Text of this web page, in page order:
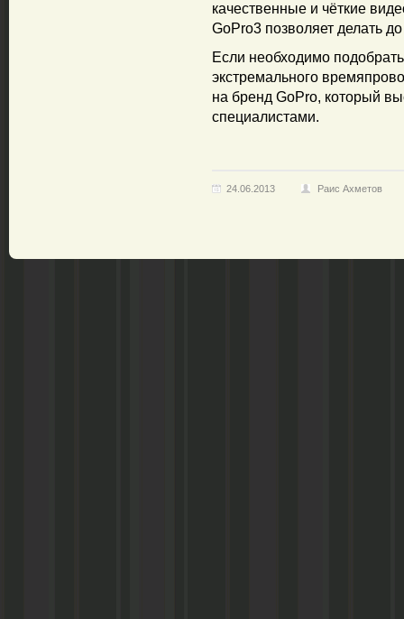
качественные и чёткие
GoPro3 позволяет делать
Если необходимо
экстремального
на бренд GoPro, который
специалистами.
24.06.2013 Раис Ахметов